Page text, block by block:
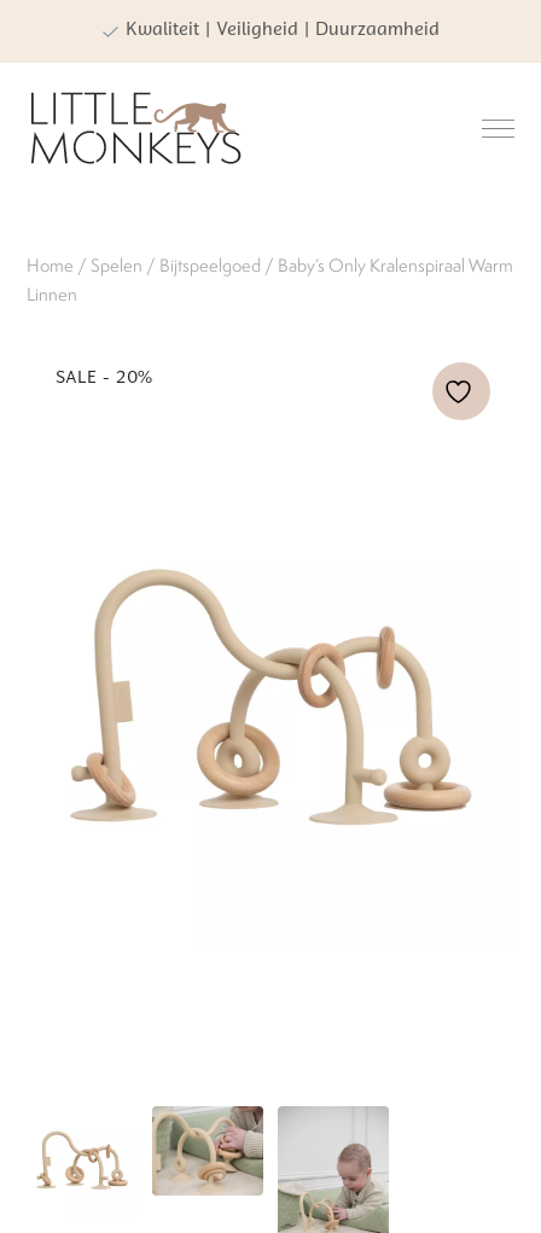
Kwaliteit | Veiligheid | Duurzaamheid
Home /Spelen / Bijtspeelgoed / Baby’s Only Kralenspiraal Warm
Linnen
SALE - 20%